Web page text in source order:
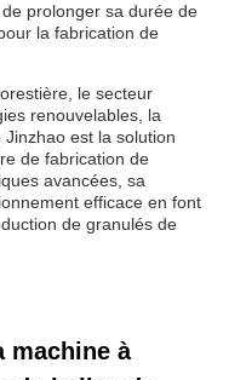
prolonger sa durée de
la fabrication de
le secteur
renouvelables, la
est la solution
de fabrication de
avancées, sa
efficace en font
de granulés de
machine à